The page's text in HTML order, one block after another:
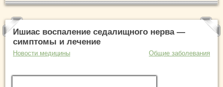
Ишиас воспаление седалищного нерва —
симптомы и лечение
Новости медицины Общие заболевания